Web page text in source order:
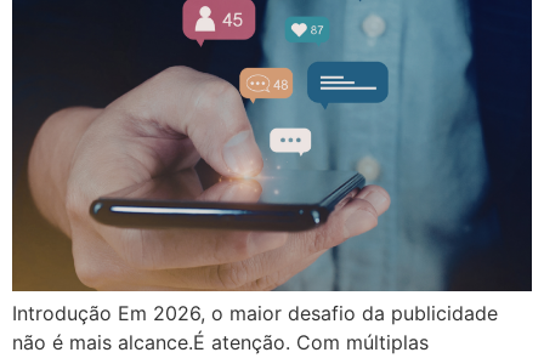
Introdução Em 2026, o maior desafio da publicidade
não é mais alcance.É atenção. Com múltiplas